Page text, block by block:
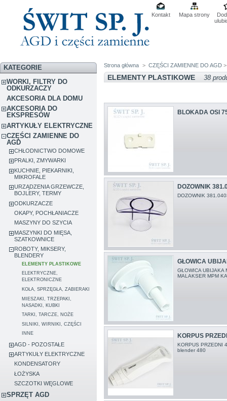
Kontakt Mapa strony
KATEGORIE
WORKI, FILTRY DO
ODKURZACZY
AKCESORIA DLA DOMU
AKCESORIA DO
EKSPRESÓW
ARTYKUŁY ELEKTRYCZNE
CZĘŚCI ZAMIENNE DO
AGD
CHŁODNICTWO DOMOWE
PRALKI, ZMYWARKI
KUCHNIE, PIEKARNIKI,
MIKROFALE
URZĄDZENIA GRZEWCZE,
BOJLERY, TERMY
ODKURZACZE
OKAPY, POCHŁANIACZE
MASZYNY DO SZYCIA
MASZYNKI DO MIĘSA,
SZATKOWNICE
ROBOTY, MIKSERY,
BLENDERY
ELEMENTY PLASTIKOWE
ELEKTRYCZNE,
ELEKTRONICZNE
KOŁA, SPRZĘGŁA, ZABIERAKI
MIESZAKI, TRZEPAKI,
NASADKI, KUBKI
TARKI, TARCZE, NOŻE
SILNIKI, WIRNIKI, CZĘŚCI
INNE
AGD - POZOSTAŁE
ARTYKUŁY ELEKTRYCZNE
KONDENSATORY
ŁOŻYSKA
SZCZOTKI WĘGLOWE
SPRZĘT AGD
Strona główna > CZĘŚCI ZAMIENNE DO AGD
ELEMENTY PLASTIKOWE 38
BLOKADA OSI
DOZOWNIK
DOZOWNIK
GŁOWICA
GŁOWICA
MALAKSER MPM
KORPUS
KORPUS
blender 480